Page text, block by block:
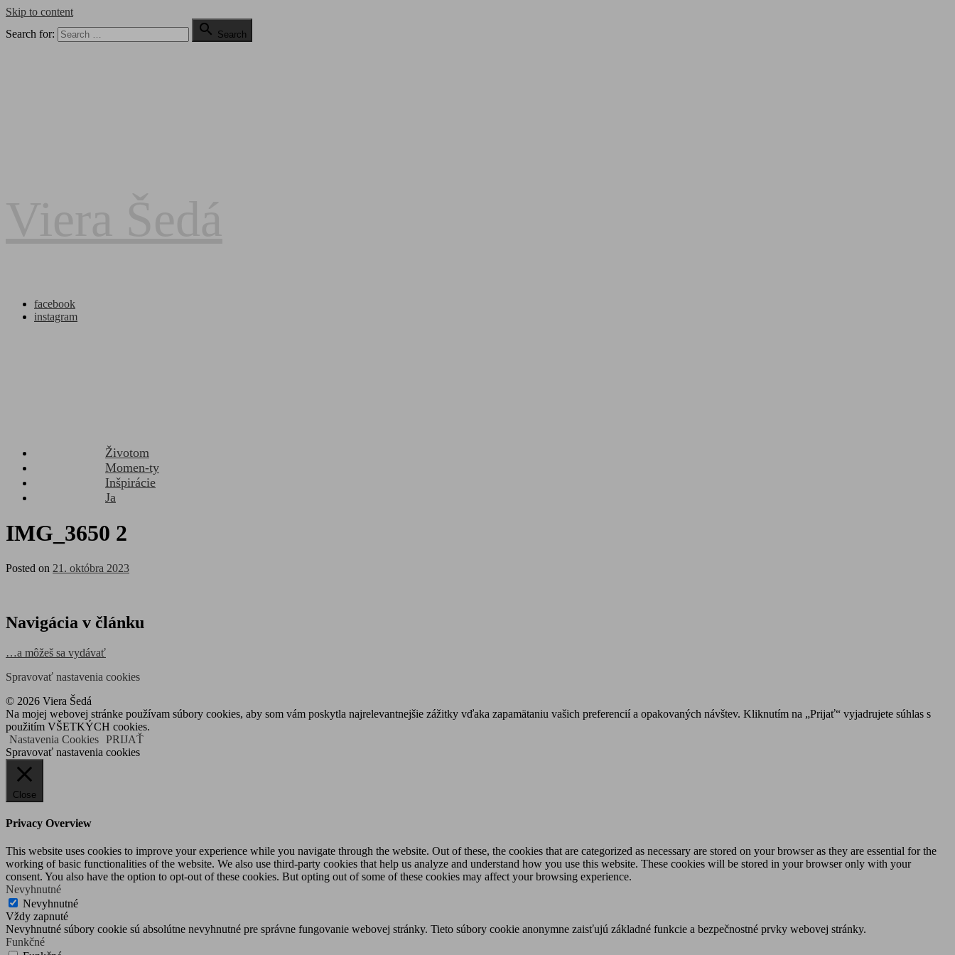
Skip to content
Search for:
 Search
facebook
instagram
Životom
Momen-ty
Inšpirácie
Ja
IMG_3650 2
Posted on 21. októbra 2023
Navigácia v článku
…a môžeš sa vydávať
Spravovať nastavenia cookies
© 2026 Viera Šedá
Na mojej webovej stránke používam súbory cookies, aby som vám poskytla najrelevantnejšie zážitky vďaka zapamätaniu vašich preferencií a opakovaných návštev. Kliknutím na „Prijať“ vyjadrujete súhlas s
použitím VŠETKÝCH cookies.
Nastavenia Cookies PRIJAŤ
Spravovať nastavenia cookies
Close
Privacy Overview
This website uses cookies to improve your experience while you navigate through the website. Out of these, the cookies that are categorized as necessary are stored on your browser as they are essential for the
working of basic functionalities of the website. We also use third-party cookies that help us analyze and understand how you use this website. These cookies will be stored in your browser only with your
consent. You also have the option to opt-out of these cookies. But opting out of some of these cookies may affect your browsing experience.
Nevyhnutné
Nevyhnutné
Vždy zapnuté
Nevyhnutné súbory cookie sú absolútne nevyhnutné pre správne fungovanie webovej stránky. Tieto súbory cookie anonymne zaisťujú základné funkcie a bezpečnostné prvky webovej stránky.
Funkčné